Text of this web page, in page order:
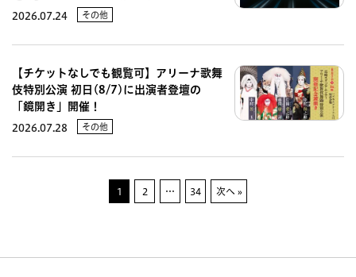
2026.07.24 その他
【チケットなしでも観覧可】アリーナ歌舞
伎特別公演 初日(8/7)に出演者登壇の
「鏡開き」開催！
2026.07.28 その他
1 2 … 34 次へ »